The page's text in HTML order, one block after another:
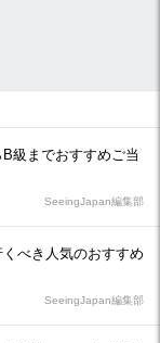
級までおすすめご当
SeeingJapan編集部
べき人気のおすすめ
SeeingJapan編集部